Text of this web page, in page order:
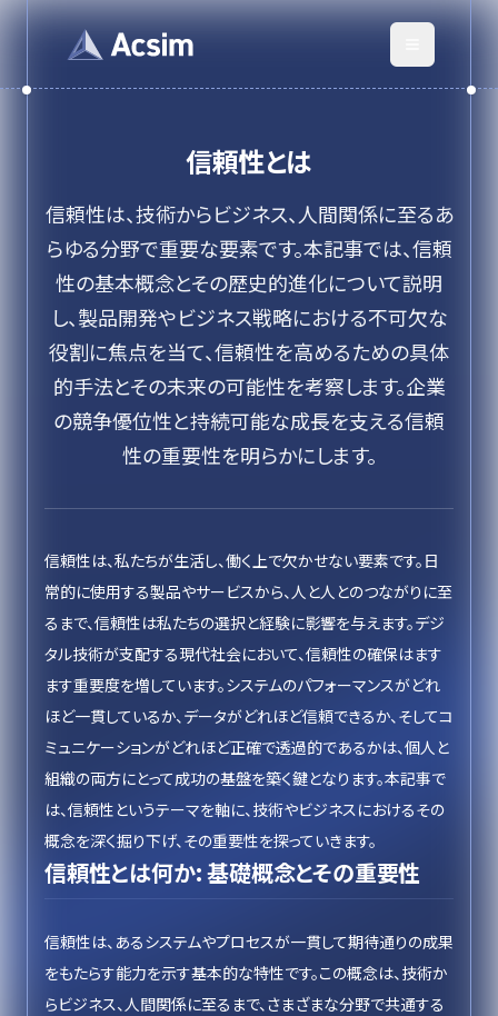
信頼性とは
信頼性は、技術からビジネス、人間関係に至るあ
らゆる分野で重要な要素です。本記事では、信頼
性の基本概念とその歴史的進化について説明
し、製品開発やビジネス戦略における不可欠な
役割に焦点を当て、信頼性を高めるための具体
的手法とその未来の可能性を考察します。企業
の競争優位性と持続可能な成長を支える信頼
性の重要性を明らかにします。
信頼性は、私たちが生活し、働く上で欠かせない要素です。日
常的に使用する製品やサービスから、人と人とのつながりに至
るまで、信頼性は私たちの選択と経験に影響を与えます。デジ
タル技術が支配する現代社会において、信頼性の確保はます
ます重要度を増しています。システムのパフォーマンスがどれ
ほど一貫しているか、データがどれほど信頼できるか、そしてコ
ミュニケーションがどれほど正確で透過的であるかは、個人と
組織の両方にとって成功の基盤を築く鍵となります。本記事で
は、信頼性というテーマを軸に、技術やビジネスにおけるその
概念を深く掘り下げ、その重要性を探っていきます。
信頼性とは何か: 基礎概念とその重要性
信頼性は、あるシステムやプロセスが一貫して期待通りの成果
をもたらす能力を示す基本的な特性です。この概念は、技術か
らビジネス、人間関係に至るまで、さまざまな分野で共通する